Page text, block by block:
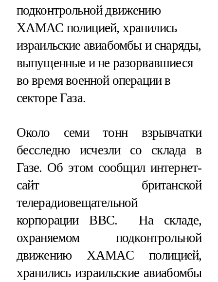
подконтрольной движению
ХАМАС полицией, хранились
израильские авиабомбы и снаряды,
выпущенные и не разорвавшиеся
во время военной операции в
секторе Газа.
Около семи тонн взрывчатки
бесследно исчезли со склада в
Газе. Об этом сообщил интернет-
сайт британской
телерадиовещательной
корпорации ВВС. На складе,
охраняемом подконтрольной
движению ХАМАС полицией,
хранились израильские авиабомбы